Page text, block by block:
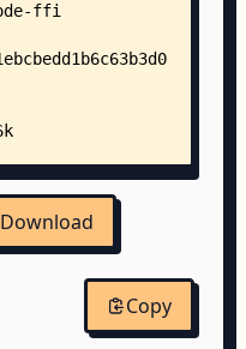
Download
Copy